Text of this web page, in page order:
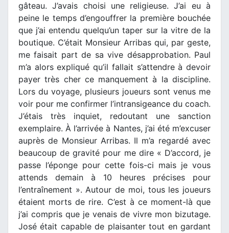
gâteau. J’avais choisi une religieuse. J’ai eu à
peine le temps d’engouffrer la première bouchée
que j’ai entendu quelqu’un taper sur la vitre de la
boutique. C’était Monsieur Arribas qui, par geste,
me faisait part de sa vive désapprobation. Paul
m’a alors expliqué qu’il fallait s’attendre à devoir
payer très cher ce manquement à la discipline.
Lors du voyage, plusieurs joueurs sont venus me
voir pour me confirmer l’intransigeance du coach.
J’étais très inquiet, redoutant une sanction
exemplaire. À l’arrivée à Nantes, j’ai été m’excuser
auprès de Monsieur Arribas. Il m’a regardé avec
beaucoup de gravité pour me dire « D’accord, je
passe l’éponge pour cette fois-ci mais je vous
attends demain à 10 heures précises pour
l’entraînement ». Autour de moi, tous les joueurs
étaient morts de rire. C’est à ce moment-là que
j’ai compris que je venais de vivre mon bizutage.
José était capable de plaisanter tout en gardant